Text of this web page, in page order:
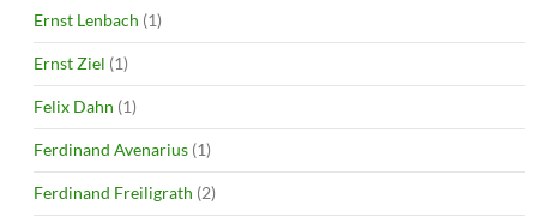
Ernst Lenbach (1)
Ernst Ziel (1)
Felix Dahn (1)
Ferdinand Avenarius (1)
Ferdinand Freiligrath (2)